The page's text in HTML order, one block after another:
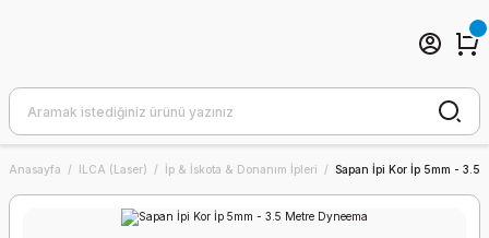
Anasayfa ILCA (Laser) İp & İskota & Donanım İpleri Sapan İpi Kor İp 5mm - 3.5